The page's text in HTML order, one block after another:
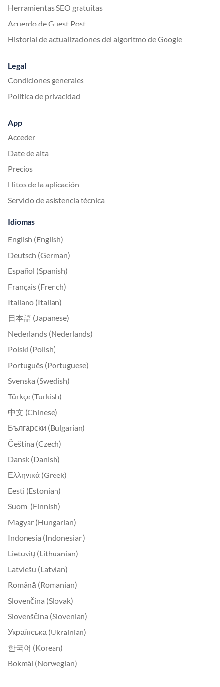
Herramientas SEO gratuitas
Acuerdo de Guest Post
Historial de actualizaciones del algoritmo de Google
Legal
Condiciones generales
Política de privacidad
App
Acceder
Date de alta
Precios
Hitos de la aplicación
Servicio de asistencia técnica
Idiomas
English (English)
Deutsch (German)
Español (Spanish)
Français (French)
Italiano (Italian)
日本語 (Japanese)
Nederlands (Nederlands)
Polski (Polish)
Português (Portuguese)
Svenska (Swedish)
Türkçe (Turkish)
中文 (Chinese)
Български (Bulgarian)
Čeština (Czech)
Dansk (Danish)
Ελληνικά (Greek)
Eesti (Estonian)
Suomi (Finnish)
Magyar (Hungarian)
Indonesia (Indonesian)
Lietuvių (Lithuanian)
Latviešu (Latvian)
Română (Romanian)
Slovenčina (Slovak)
Slovenščina (Slovenian)
Українська (Ukrainian)
한국어 (Korean)
Bokmål (Norwegian)